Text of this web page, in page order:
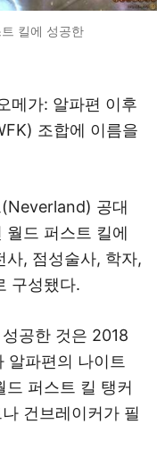
킬에 성공한
메가: 알파편 이후
조합에 이름을
공대
월드 퍼스트 킬에
사, 점성술사, 학자,
구성됐다.
공한 것은 2018
알파편의 나이트
퍼스트 킬 탱커
건브레이커가 필